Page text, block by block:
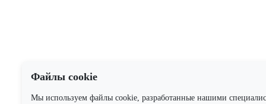
Файлы cookie
Мы используем файлы cookie, разработанные нашими